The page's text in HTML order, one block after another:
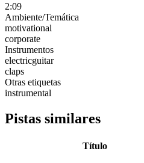
2:09
Ambiente/Temática
motivational
corporate
Instrumentos
electricguitar
claps
Otras etiquetas
instrumental
Pistas similares
Título